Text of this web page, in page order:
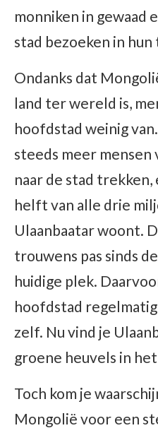
monniken in gewaad
stad bezoeken in
Ondanks dat
land ter wereld is,
hoofdstad weinig
steeds meer
naar de stad trekken,
helft van alle drie
Ulaanbaatar woont.
trouwens pas sinds
huidige plek.
hoofdstad
zelf. Nu vind je
groene heuvels in
Toch kom je
Mongolië voor een